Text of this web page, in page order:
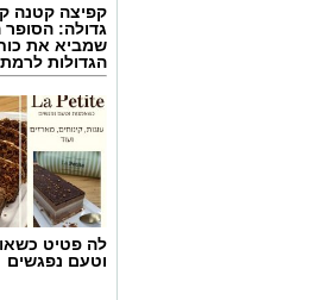
צילום
רמת גן,
קפיצה קטנה
גדולה: הסופר
שמביא את
הגדולות לרמת
לה פטיט
וטעם נפגשים